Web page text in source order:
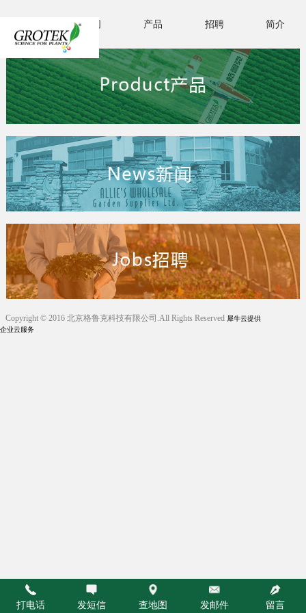
新闻 产品 招聘 简介
Copyright © 2016 北京格鲁克科技有限公司.All Rights Reserved 犀牛云提供
企业云服务
打电话 发短信 查地图 发邮件 留言